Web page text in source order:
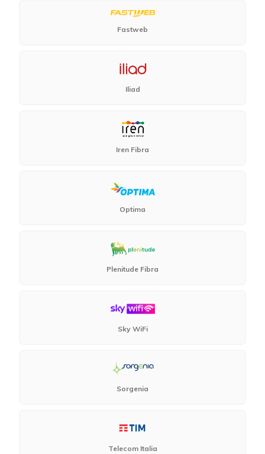
Fastweb
Iliad
Iren Fibra
Optima
Plenitude Fibra
Sky WiFi
Sorgenia
Telecom Italia